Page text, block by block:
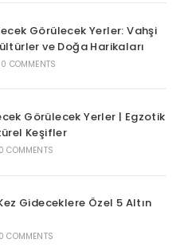
Görülecek Yerler: Vahşi
ve Doğa Harikaları
0 COMMENTS
Görülecek Yerler | Egzotik
Keşifler
0 COMMENTS
Gideceklere Özel 5 Altın
0 COMMENTS